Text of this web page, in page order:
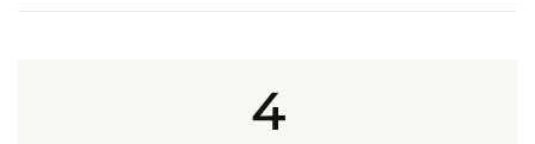
4